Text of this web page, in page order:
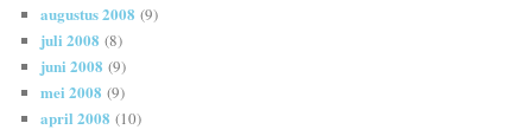
augustus 2008 (9)
juli 2008 (8)
juni 2008 (9)
mei 2008 (9)
april 2008 (10)